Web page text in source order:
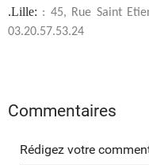
.Lille: : 45, Rue Saint
03.20.57.53.24
Commentaires
Rédigez votre